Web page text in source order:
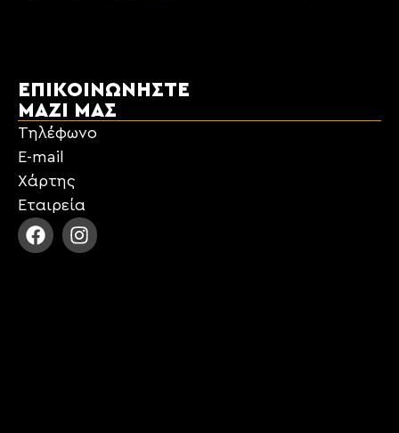
ΕΠΙΚΟΙΝΩΝΉΣΤΕ
ΜΑΖΊ ΜΑΣ
Τηλέφωνο
E-mail
Χάρτης
Εταιρεία